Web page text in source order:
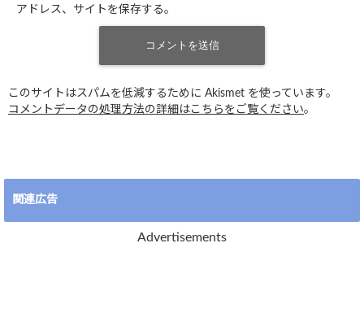
アドレス、サイトを保存する。
このサイトはスパムを低減するために Akismet を使っています。
コメントデータの処理方法の詳細はこちらをご覧ください。
関連広告
Advertisements